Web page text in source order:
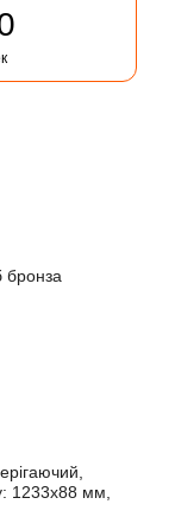
бронза
1233х88 мм,